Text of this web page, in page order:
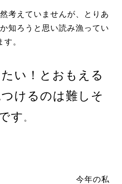
考えていませんが、とりあ
知ろうと思い読み漁ってい
す。
い！とおもえる
けるのは難しそ
す 。
の私